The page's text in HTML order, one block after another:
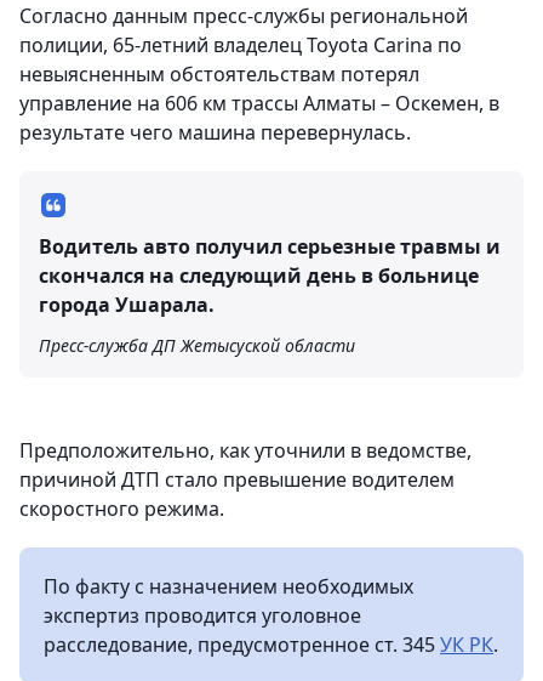
Согласно данным пресс-службы региональной
полиции, 65-летний владелец Toyota Carina по
невыясненным обстоятельствам потерял
управление на 606 км трассы Алматы – Оскемен, в
результате чего машина перевернулась.
Водитель авто получил серьезные травмы и
скончался на следующий день в больнице
города Ушарала.
Пресс-служба ДП Жетысуской области
Предположительно, как уточнили в ведомстве,
причиной ДТП стало превышение водителем
скоростного режима.
По факту с назначением необходимых
экспертиз проводится уголовное
расследование, предусмотренное ст. 345УК РК.